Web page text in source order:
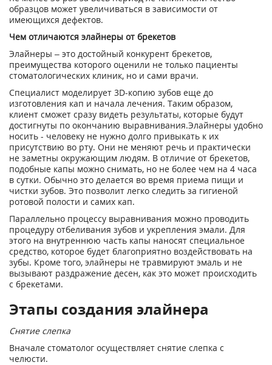
образцов может увеличиваться в зависимости от
имеющихся дефектов.
Чем отличаются элайнеры от брекетов
Элайнеры – это достойный конкурент брекетов,
преимущества которого оценили не только пациенты
стоматологических клиник, но и сами врачи.
Специалист моделирует 3D-копию зубов еще до
изготовления кап и начала лечения. Таким образом,
клиент сможет сразу видеть результаты, которые будут
достигнуты по окончанию выравнивания.Элайнеры удобно
носить - человеку не нужно долго привыкать к их
присутствию во рту. Они не меняют речь и практически
не заметны окружающим людям. В отличие от брекетов,
подобные капы можно снимать, но не более чем на 4 часа
в сутки. Обычно это делается во время приема пищи и
чистки зубов. Это позволит легко следить за гигиеной
ротовой полости и самих кап.
Параллельно процессу выравнивания можно проводить
процедуру отбеливания зубов и укрепления эмали. Для
этого на внутреннюю часть капы наносят специальное
средство, которое будет благоприятно воздействовать на
зубы. Кроме того, элайнеры не травмируют эмаль и не
вызывают раздражение десен, как это может происходить
с брекетами.
Этапы создания элайнера
Снятие слепка
Вначале стоматолог осуществляет снятие слепка с
челюсти.